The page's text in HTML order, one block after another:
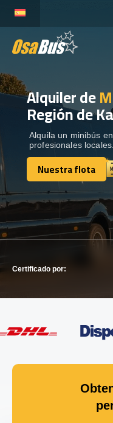
content
ALQUILER DE
DESTINOS
RECORRIDAS
Alquiler de
Región de
Alquila un minibús
profesionales locales.
Nuestra flota
Nuestra flota
Certificado por: